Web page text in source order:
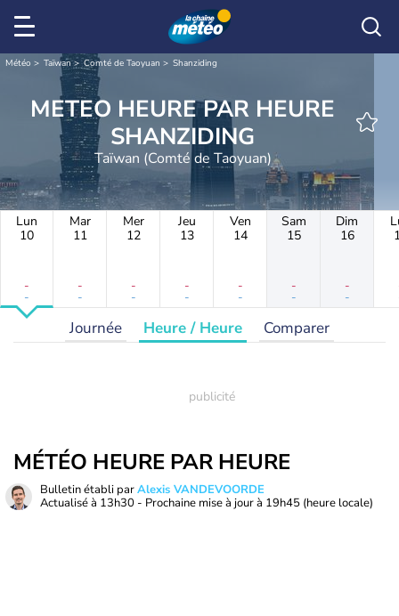
Météo Taïwan Comté de Taoyuan Shanziding
METEO HEURE PAR HEURE
SHANZIDING
Taïwan (Comté de Taoyuan)
Lun
10
-
-
Mar
11
-
-
Mer
12
-
-
Jeu
13
-
-
Ven
14
-
-
Sam
15
-
-
Dim
16
-
-
Journée Heure / Heure Comparer
MÉTÉO HEURE PAR HEURE
Bulletin établi parAlexis VANDEVOORDE
Actualisé à 13h30 - Prochaine mise à jour à 19h45 (heure locale)